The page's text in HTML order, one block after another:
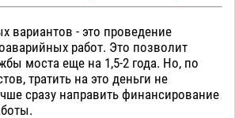
вариантов - это проведение
работ. Это позволит
моста еще на 1,5-2 года. Но, по
тратить на это деньги не
сразу направить финансирование